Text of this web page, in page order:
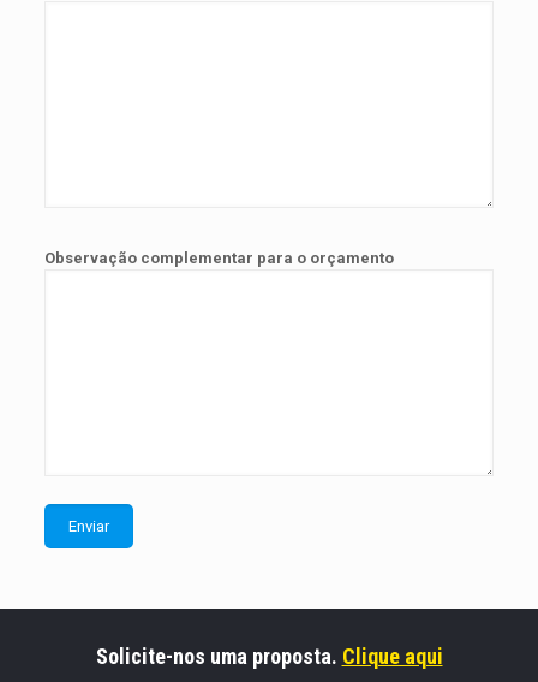
Observação complementar para o orçamento
Solicite-nos uma proposta. Clique aqui